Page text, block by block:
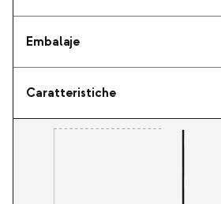
Embalaje
Caratteristiche